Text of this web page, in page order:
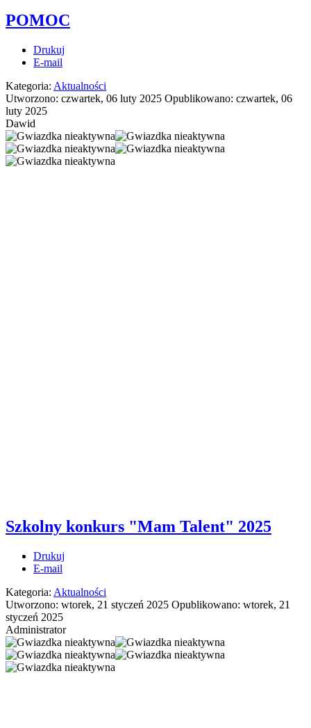
POMOC
Drukuj
E-mail
Kategoria: Aktualności
Utworzono: czwartek, 06 luty 2025 Opublikowano: czwartek, 06
luty 2025
Dawid
Szkolny konkurs "Mam Talent" 2025
Drukuj
E-mail
Kategoria: Aktualności
Utworzono: wtorek, 21 styczeń 2025 Opublikowano: wtorek, 21
styczeń 2025
Administrator